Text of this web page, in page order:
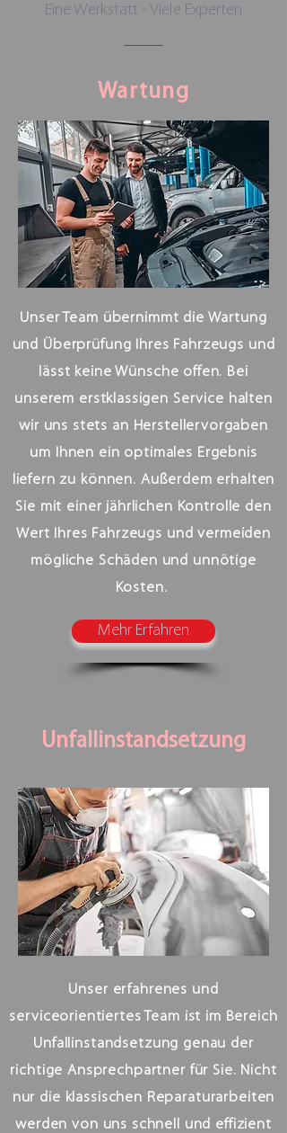
Eine Werkstatt - Viele Experten
Wartung
Unser Team übernimmt die Wartung
und Überprüfung Ihres Fahrzeugs und
lässt keine Wünsche offen. Bei
unserem erstklassigen Service halten
wir uns stets an Herstellervorgaben
um Ihnen ein optimales Ergebnis
liefern zu können. Außerdem erhalten
Sie mit einer jährlichen Kontrolle den
Wert Ihres Fahrzeugs und vermeiden
mögliche Schäden und unnötige
Kosten.
Mehr Erfahren
Unfallinstandsetzung
Unser erfahrenes und
serviceorientiertes Team ist im Bereich
Unfallinstandsetzung genau der
richtige Ansprechpartner für Sie. Nicht
nur die klassischen Reparaturarbeiten
werden von uns schnell und effizient